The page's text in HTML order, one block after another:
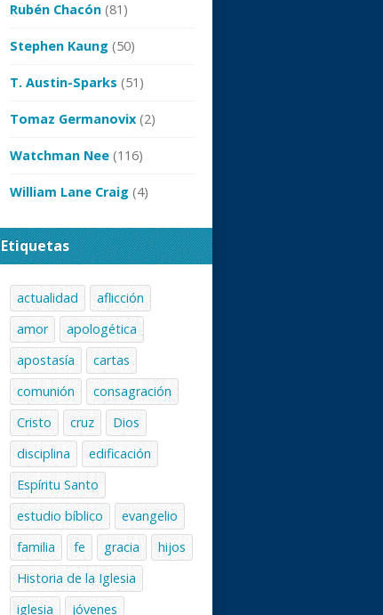
Rubén Chacón (81)
Stephen Kaung (50)
T. Austin-Sparks (51)
Tomaz Germanovix (2)
Watchman Nee (116)
William Lane Craig (4)
Etiquetas
actualidad
aflicción
amor
apologética
apostasía
cartas
comunión
consagración
Cristo
cruz
Dios
disciplina
edificación
Espíritu Santo
estudio bíblico
evangelio
familia
fe gracia
hijos
Historia de la Iglesia
iglesia
jóvenes